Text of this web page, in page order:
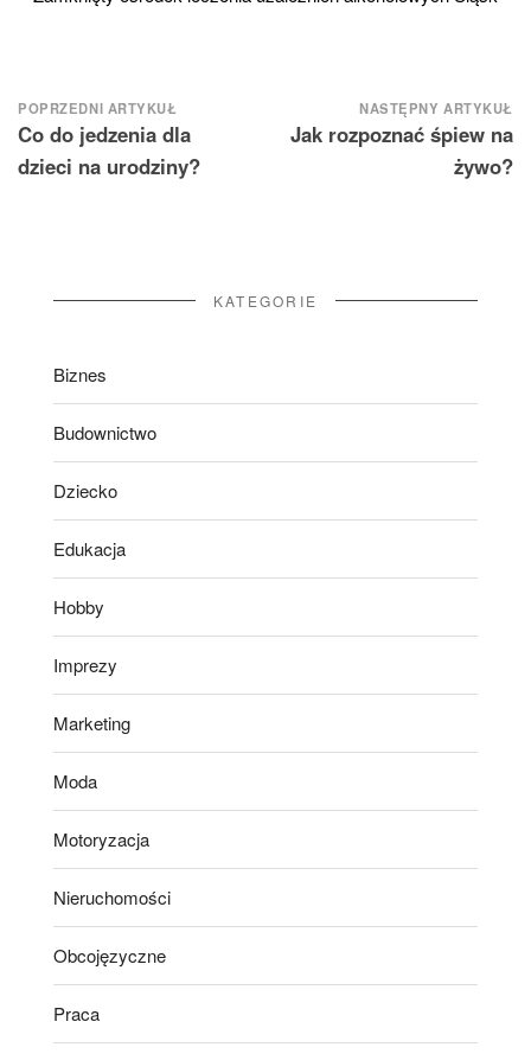
Nawigacja
wpisu
POPRZEDNI ARTYKUŁ
Co do jedzenia dla
dzieci na urodziny?
NASTĘPNY ARTYKUŁ
Jak rozpoznać śpiew na
żywo?
KATEGORIE
Biznes
Budownictwo
Dziecko
Edukacja
Hobby
Imprezy
Marketing
Moda
Motoryzacja
Nieruchomości
Obcojęzyczne
Praca